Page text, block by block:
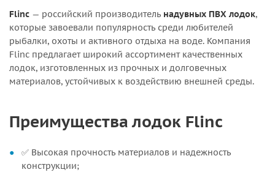
Flinc — российский производитель надувных ПВХ лодок,
которые завоевали популярность среди любителей
рыбалки, охоты и активного отдыха на воде. Компания
Flinc предлагает широкий ассортимент качественных
лодок, изготовленных из прочных и долговечных
материалов, устойчивых к воздействию внешней среды.
Преимущества лодок Flinc
✅ Высокая прочность материалов и надежность
конструкции;